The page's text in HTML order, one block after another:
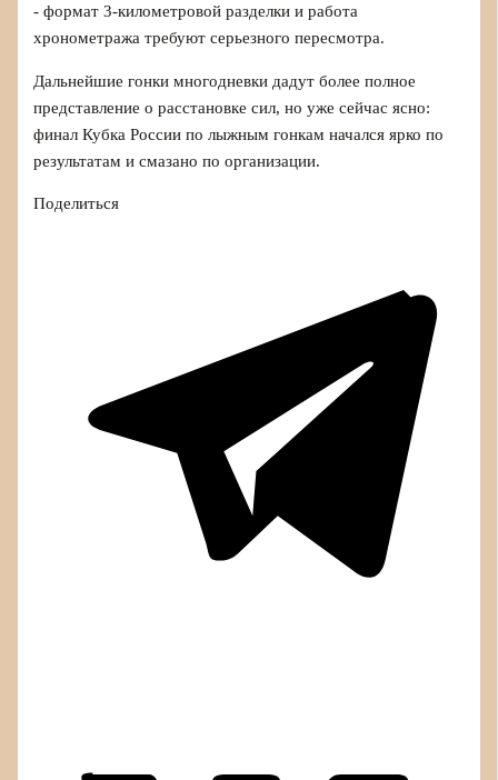
- формат 3-километровой разделки и работа
хронометража требуют серьезного пересмотра.
Дальнейшие гонки многодневки дадут более полное
представление о расстановке сил, но уже сейчас ясно:
финал Кубка России по лыжным гонкам начался ярко по
результатам и смазано по организации.
Поделиться